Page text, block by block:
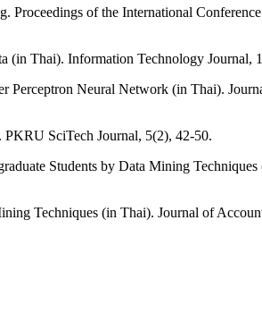
Proceedings of the International
(in Thai). Information Technology Journal,
Neural Network (in Thai).
PKRU SciTech Journal, 5(2), 42-50.
Students by Data Mining
Techniques (in Thai). Journal of